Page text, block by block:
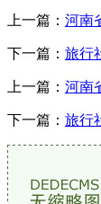
上一篇： 河南
下一篇： 旅行
上一篇： 河南
下一篇： 旅行